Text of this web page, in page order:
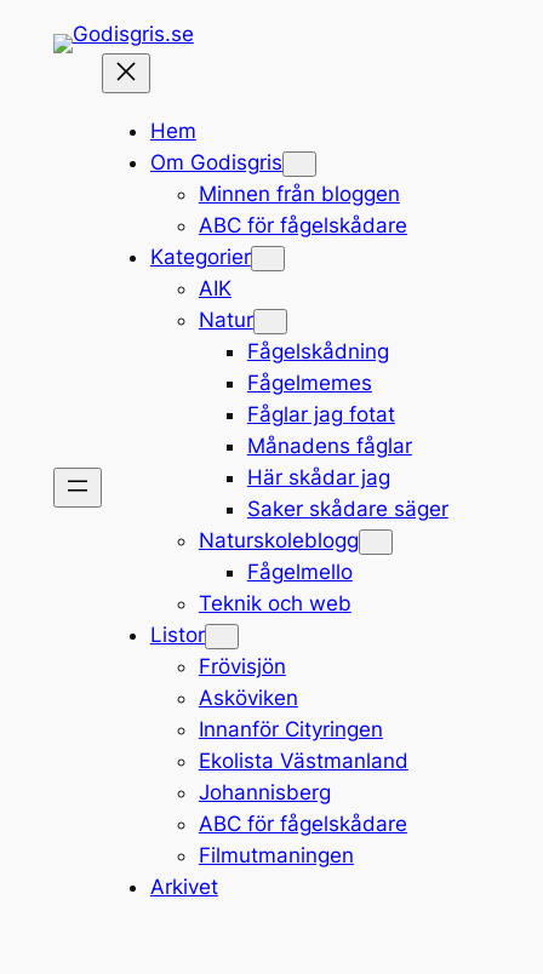
Hem
Om Godisgris
Minnen från bloggen
ABC för fågelskådare
Kategorier
AIK
Natur
Fågelskådning
Fågelmemes
Fåglar jag fotat
Månadens fåglar
Här skådar jag
Saker skådare säger
Naturskoleblogg
Fågelmello
Teknik och web
Listor
Frövisjön
Asköviken
Innanför Cityringen
Ekolista Västmanland
Johannisberg
ABC för fågelskådare
Filmutmaningen
Arkivet